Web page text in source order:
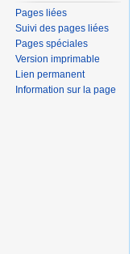
Pages liées
Suivi des pages liées
Pages spéciales
Version imprimable
Lien permanent
Information sur la page